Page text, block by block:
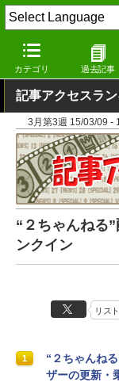
カテゴリ 過去記事
窓の杜 その他の話題
記事アクセスラ
3月第3週 15/03/09 -
“２ちゃんねる
ンクイン
リスト
1
“２ちゃんね
ザーの更新・